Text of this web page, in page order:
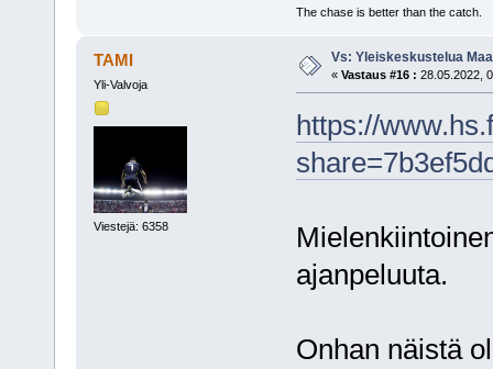
The chase is better than the catch.
TAMI
Yli-Valvoja
Viestejä: 6358
Vs: Yleiskeskustelua
« Vastaus #16 : 28.05.2022,
https://
ajanpeluuta.
Onhan näistä